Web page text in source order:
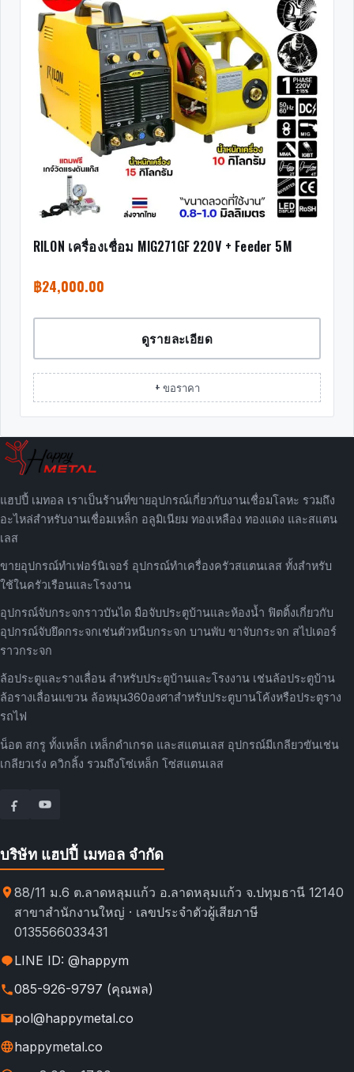
RILON เครื่องเชื่อม MIG271GF 220V + Feeder 5M
฿24,000.00
ดูรายละเอียด
+ ขอราคา
แฮปปี้ เมทอล เราเป็นร้านที่ขายอุปกรณ์เกี่ยวกับงานเชื่อมโลหะ รวมถึง
อะไหล่สำหรับงานเชื่อมเหล็ก อลูมิเนียม ทองเหลือง ทองแดง และสแตน
เลส
ขายอุปกรณ์ทำเฟอร์นิเจอร์ อุปกรณ์ทำเครื่องครัวสแตนเลส ทั้งสำหรับ
ใช้ในครัวเรือนและโรงงาน
อุปกรณ์จับกระจกราวบันได มือจับประตูบ้านและห้องน้ำ ฟิตติ้งเกี่ยวกับ
อุปกรณ์จับยึดกระจกเช่นตัวหนีบกระจก บานพับ ขาจับกระจก สไปเดอร์
ราวกระจก
ล้อประตูและรางเลื่อน สำหรับประตูบ้านและโรงงาน เช่นล้อประตูบ้าน
ล้อรางเลื่อนแขวน ล้อหมุน360องศาสำหรับประตูบานโค้งหรือประตูราง
รถไฟ
น็อต สกรู ทั้งเหล็ก เหล็กดำเกรด และสแตนเลส อุปกรณ์มีเกลียวขันเช่น
เกลียวเร่ง ควิกลิ้ง รวมถึงโซ่เหล็ก โซ่สแตนเลส
บริษัท แฮปปี้ เมทอล จำกัด
88/11 ม.6 ต.ลาดหลุมแก้ว อ.ลาดหลุมแก้ว จ.ปทุมธานี 12140
สาขาสำนักงานใหญ่ · เลขประจำตัวผู้เสียภาษี
0135566033431
LINE ID: @happym
085-926-9797 (คุณพล)
pol@happymetal.co
happymetal.co